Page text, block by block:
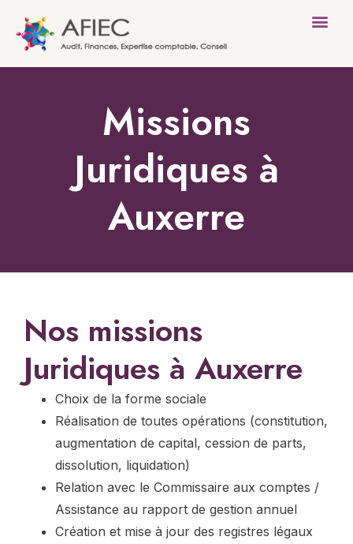
Missions
Juridiques à
Auxerre
Nos missions
Juridiques à Auxerre
Choix de la forme sociale
Réalisation de toutes opérations (constitution,
augmentation de capital, cession de parts,
dissolution, liquidation)
Relation avec le Commissaire aux comptes /
Assistance au rapport de gestion annuel
Création et mise à jour des registres légaux